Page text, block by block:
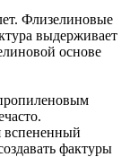
Флизелиновые
выдерживает
основе
вспененный
фактуры